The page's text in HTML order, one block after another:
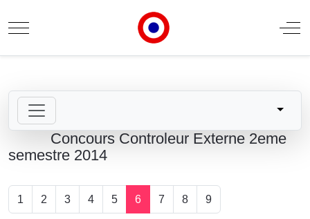
Mobile Menu Toggle Off-
Concours Controleur Externe 2eme
semestre 2014
1 2 3 4 5 6 7 8 9